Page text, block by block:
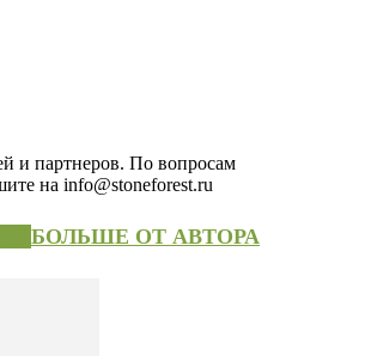
и партнеров. По вопросам
на info@stoneforest.ru
БОЛЬШЕ ОТ АВТОРА